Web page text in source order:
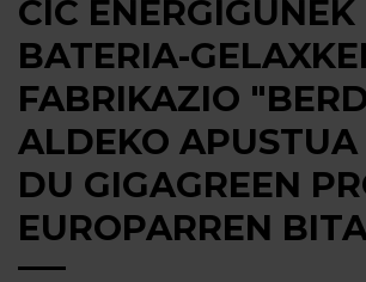
CIC ENERGIGUNEK
BATERIA-
FABRIKAZIO
ALDEKO APUSTUA
DU GIGAGREEN
EUROPARREN